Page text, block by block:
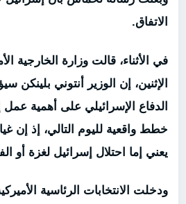
الاتفاق.
في الأثناء، قالت وزارة الخارجية
الإثنين، إن الوزير أنتوني بلينكن
الدفاع الإسرائيلي على أهمية
خطط واقعية لليوم التالي، إذ إن
يعني إما احتلال إسرائيل لغزة أو
ودخلت الانتخابات الرئاسية